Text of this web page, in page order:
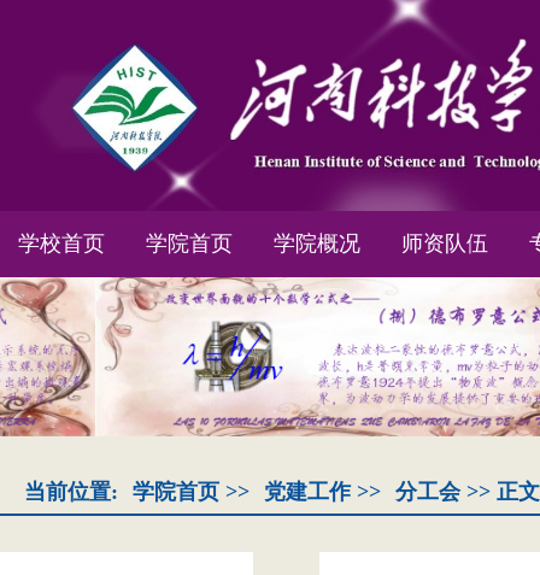
学校首页 学院首页 学院概况 师资队伍
当前位置: 学院首页 >> 党建工作>> 分工会>> 正文